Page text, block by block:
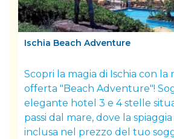
Ischia Beach Adventure
Scopri la magia di Ischia con la
offerta "Beach Adventure"!
elegante hotel 3 e 4 stelle
passi dal mare, dove la
inclusa nel prezzo del tuo